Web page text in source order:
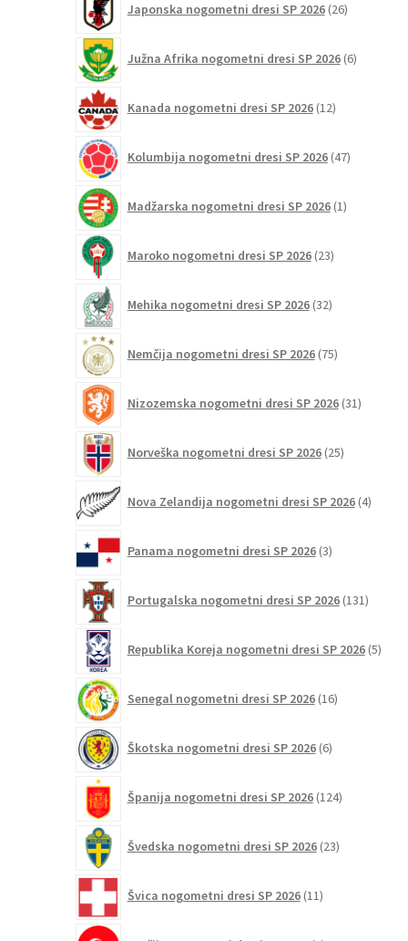
Japonska nogometni dresi SP 2026 26izdelkov
Južna Afrika nogometni dresi SP 2026 6izdelkov
Kanada nogometni dresi SP 2026 12izdelkov
Kolumbija nogometni dresi SP 2026 47izdelkov
Madžarska nogometni dresi SP 2026 1izdelek
Maroko nogometni dresi SP 2026 23izdelkov
Mehika nogometni dresi SP 2026 32izdelkov
Nemčija nogometni dresi SP 2026 75izdelkov
Nizozemska nogometni dresi SP 2026 31izdelkov
Norveška nogometni dresi SP 2026 25izdelkov
Nova Zelandija nogometni dresi SP 2026 4izdelki
Panama nogometni dresi SP 2026 3izdelki
Portugalska nogometni dresi SP 2026 131
Republika Koreja nogometni dresi SP 2026 5
Senegal nogometni dresi SP 2026 16izdelkov
Škotska nogometni dresi SP 2026 6izdelkov
Španija nogometni dresi SP 2026 124izdelkov
Švedska nogometni dresi SP 2026 23izdelkov
Švica nogometni dresi SP 2026 11izdelkov